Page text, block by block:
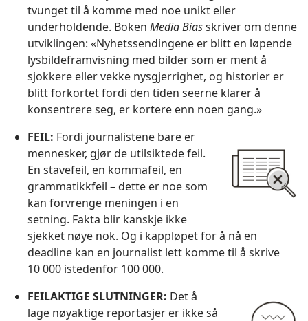
tvunget til å komme med noe unikt eller
underholdende. Boken Media Biasskriver om denne
utviklingen: «Nyhetssendingene er blitt en løpende
lysbildeframvisning med bilder som er ment å
sjokkere eller vekke nysgjerrighet, og historier er
blitt forkortet fordi den tiden seerne klarer å
konsentrere seg, er kortere enn noen gang.»
FEIL: Fordi journalistene bare er
mennesker, gjør de utilsiktede feil.
En stavefeil, en kommafeil, en
grammatikkfeil – dette er noe som
kan forvrenge meningen i en
setning. Fakta blir kanskje ikke
sjekket nøye nok. Og i kappløpet for å nå en
deadline kan en journalist lett komme til å skrive
10 000 istedenfor 100 000.
FEILAKTIGE SLUTNINGER: Det å
lage nøyaktige reportasjer er ikke så